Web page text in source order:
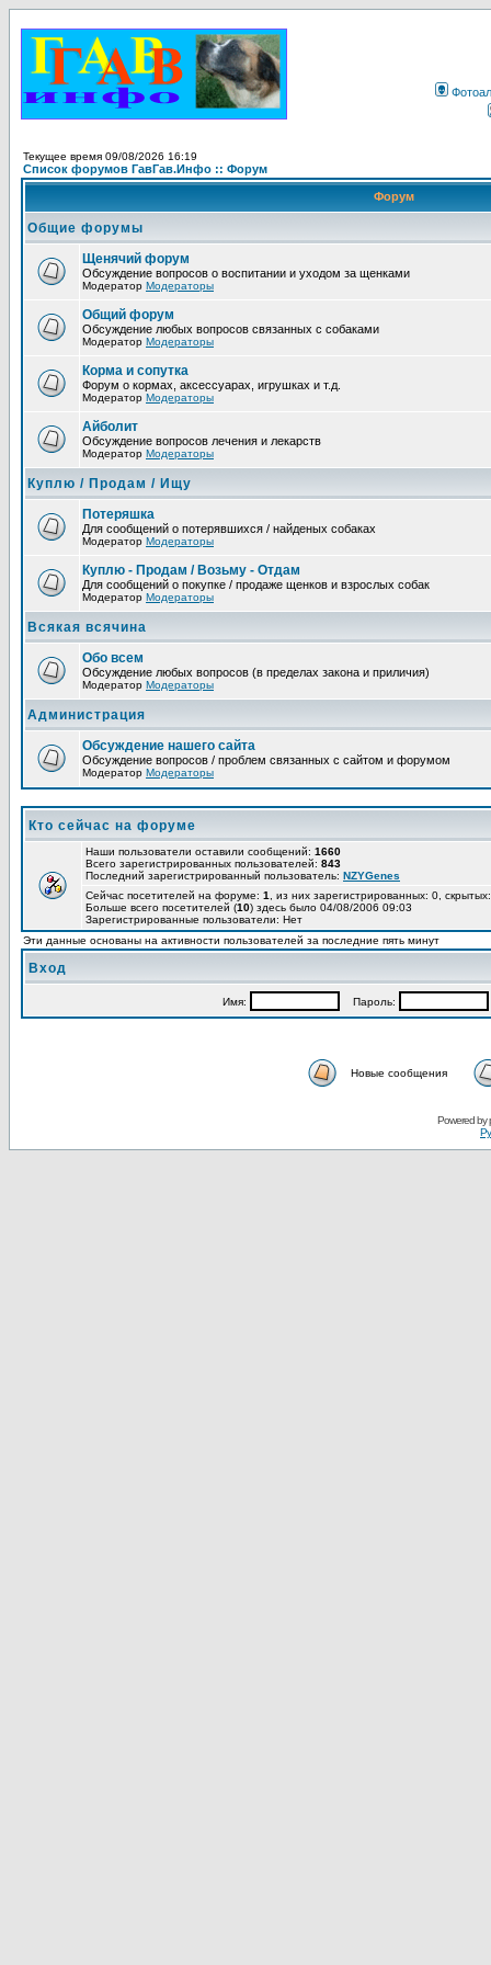
Текущее время 09/08/2026 16:19
Список форумов ГавГав.Инфо :: Форум
Форум
Общие форумы
Щенячий форум
Обсуждение вопросов о воспитании и уходом за щенками
Модератор Модераторы
Общий форум
Обсуждение любых вопросов связанных с собаками
Модератор Модераторы
Корма и сопутка
Форум о кормах, аксессуарах, игрушках и т.д.
Модератор Модераторы
Айболит
Обсуждение вопросов лечения и лекарств
Модератор Модераторы
Куплю / Продам / Ищу
Потеряшка
Для сообщений о потерявшихся / найденых собаках
Модератор Модераторы
Куплю - Продам / Возьму - Отдам
Для сообщений о покупке / продаже щенков и взрослых собак
Модератор Модераторы
Всякая всячина
Обо всем
Обсуждение любых вопросов (в пределах закона и приличия)
Модератор Модераторы
Администрация
Обсуждение нашего сайта
Обсуждение вопросов / проблем связанных с сайтом и форумом
Модератор Модераторы
Кто сейчас на форуме
Наши пользователи оставили сообщений: 1660
Всего зарегистрированных пользователей: 843
Последний зарегистрированный пользователь: NZYGenes
Сейчас посетителей на форуме: 1
, из них зарегистрированных: 0,
Больше всего посетителей (10) здесь было 04/08/2006 09:03
Зарегистрированные пользователи: Нет
Эти данные основаны на активности пользователей за последние пять минут
Вход
Имя: Пароль:
Новые сообщения
Powered by